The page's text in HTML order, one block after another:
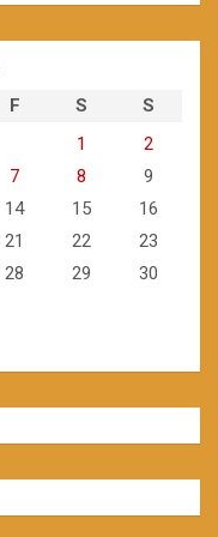
F S
S
1
2
7 8
9
14 15
16
21 22
23
28 29
30